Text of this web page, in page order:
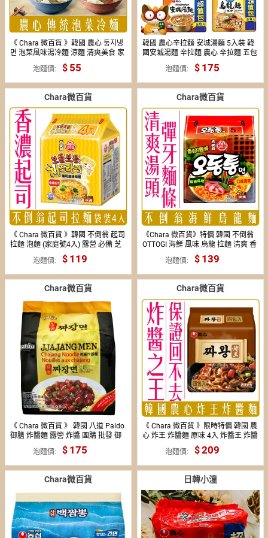
《 Chara 微百貨 》韓國 農心 둥지냉
면 泡菜風味湯冷麵 涼麵 清爽美食 家
庭號 單包入 即時 泡麵 美食
泡麵價 55
韓國 農心辛拉麵 安城湯麵 5入裝 韓
國安城湯麵 辛拉麵 農心 辛拉麵 五包
入 泡麵 安成湯麵
泡麵價 175
Chara微百貨
《 Chara 微百貨 》韓國 不倒翁 起司
拉麵 泡麵 (家庭號4入) 露營 必備 芝
士 乳酪 起司拉麵
泡麵價 119
Chara微百貨
《Chara 微百貨》特價 韓國 不倒翁
OTTOGI 海鮮 風味 烏龍 拉麵 清爽 香
Q 泡麵 韓國泡麵 團購 批發
泡麵價 139
Chara微百貨
《 Chara 微百貨 》 韓國 八道 Paldo
御膳 炸醬麵 露營 炸醬 團購 批發 御
泡麵價 175
Chara微百貨
《 Chara 微百貨 》限時特價 韓國 農
心 炸王 炸醬麵 原味 4入 炸醬王 炸醬
之王阿 限購最多8袋
泡麵價 209
Chara微百貨 日韓小潼